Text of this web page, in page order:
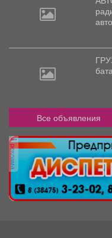
Все объявления
реклама